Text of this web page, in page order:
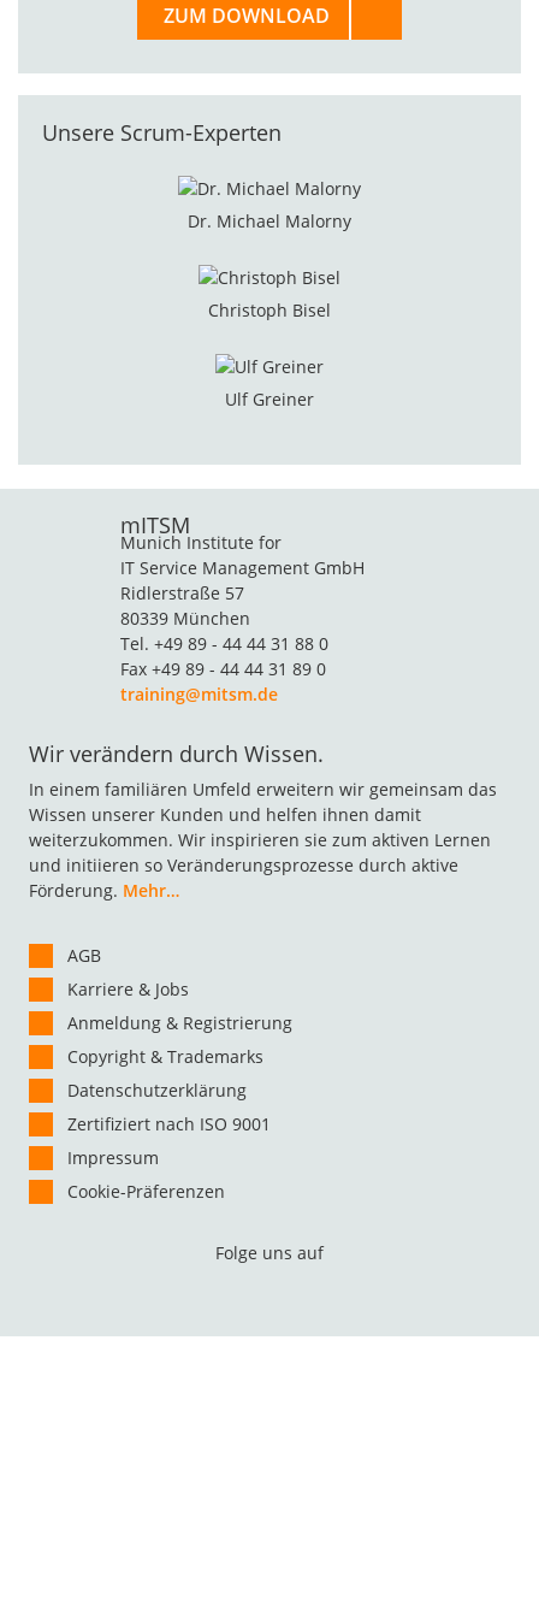
ZUM DOWNLOAD
Unsere Scrum-Experten
Dr. Michael Malorny
Christoph Bisel
Ulf Greiner
mITSM
Munich Institute for
IT Service Management GmbH
Ridlerstraße 57
80339 München
Tel. +49 89 - 44 44 31 88 0
Fax +49 89 - 44 44 31 89 0
training@mitsm.de
Wir verändern durch Wissen.
In einem familiären Umfeld erweitern wir gemeinsam das
Wissen unserer Kunden und helfen ihnen damit
weiterzukommen. Wir inspirieren sie zum aktiven Lernen
und initiieren so Veränderungsprozesse durch aktive
Förderung. Mehr…
AGB
Karriere & Jobs
Anmeldung & Registrierung
Copyright & Trademarks
Datenschutzerklärung
Zertifiziert nach ISO 9001
Impressum
Cookie-Präferenzen
Folge uns auf